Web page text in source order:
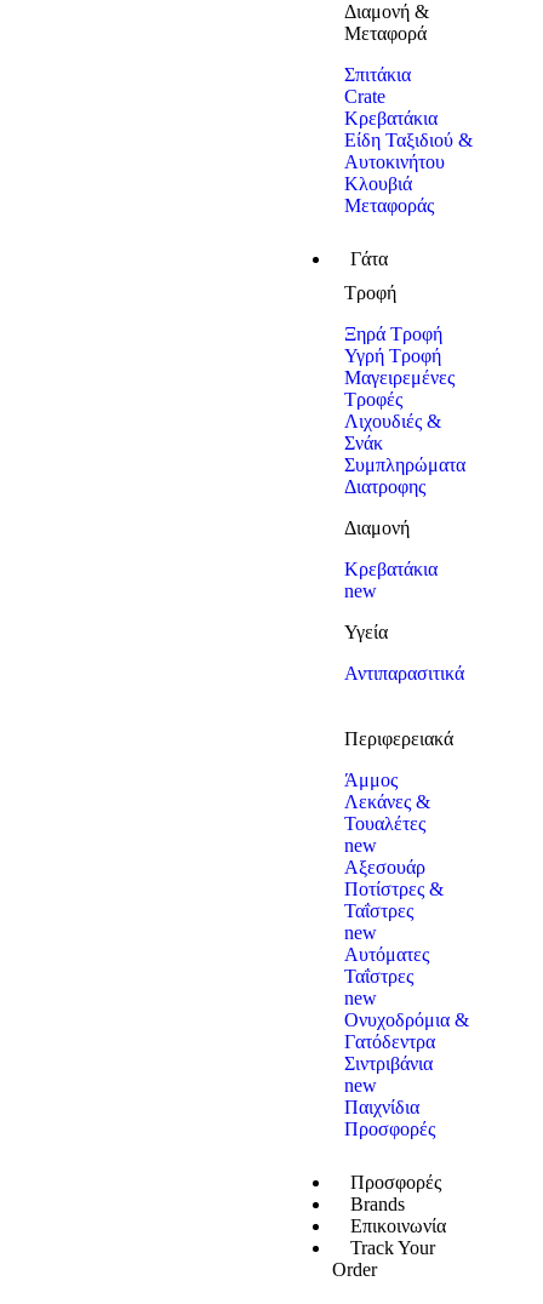
Διαμονή &
Μεταφορά
Σπιτάκια
Crate
Κρεβατάκια
Είδη Ταξιδιού &
Αυτοκινήτου
Κλουβιά
Μεταφοράς
Γάτα
Τροφή
Ξηρά Τροφή
Υγρή Τροφή
Μαγειρεμένες
Τροφές
Λιχουδιές &
Σνάκ
Συμπληρώματα
Διατροφης
Διαμονή
Κρεβατάκια
new
Υγεία
Αντιπαρασιτικά
Περιφερειακά
Άμμος
Λεκάνες &
Τουαλέτες
new
Αξεσουάρ
Ποτίστρες &
Ταΐστρες
new
Αυτόματες
Ταΐστρες
new
Ονυχοδρόμια &
Γατόδεντρα
Σιντριβάνια
new
Παιχνίδια
Προσφορές
Προσφορές
Brands
Επικοινωνία
Track Your
Order